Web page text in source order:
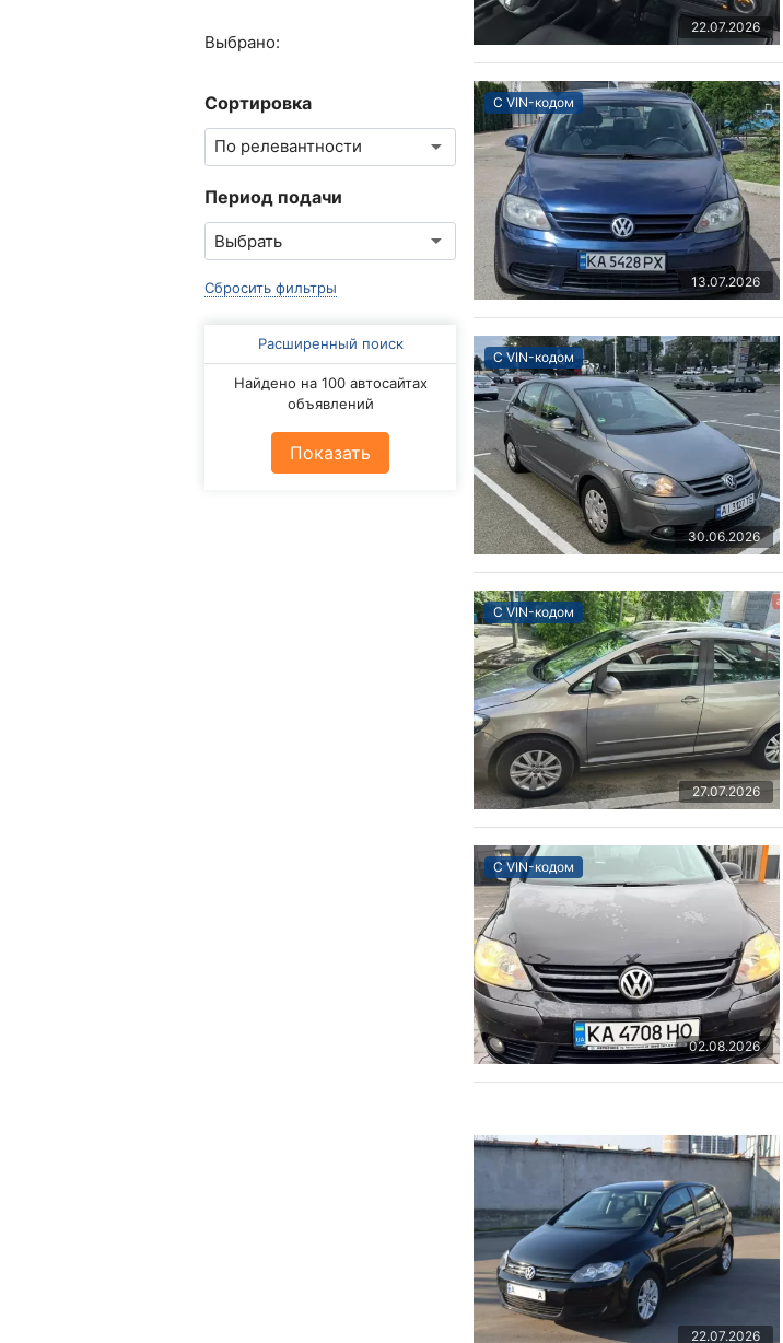
Выбрано:
Сортировка
Период подачи
Сбросить фильтры
Расширенный поиск
Найдено на 100 автосайтах
объявлений
Показать
22.07.2026
С VIN-кодом
13.07.2026
С VIN-кодом
30.06.2026
С VIN-кодом
27.07.2026
С VIN-кодом
02.08.2026
22.07.2026